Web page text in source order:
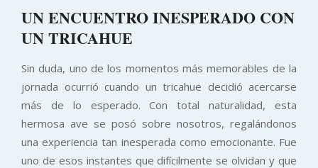
UN ENCUENTRO INESPERADO CON
UN TRICAHUE
Sin duda, uno de los momentos más memorables de la
jornada ocurrió cuando un tricahue decidió acercarse
más de lo esperado. Con total naturalidad, esta
hermosa ave se posó sobre nosotros, regalándonos
una experiencia tan inesperada como emocionante. Fue
uno de esos instantes que difícilmente se olvidan y que